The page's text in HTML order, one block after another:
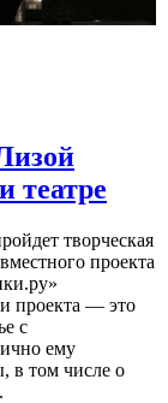
театре
творческая
проекта
проекта — это
с
ему
в том числе о